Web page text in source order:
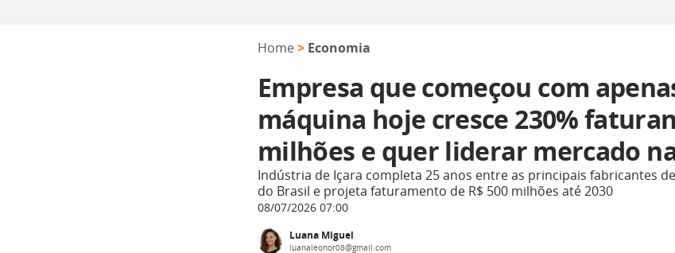
Home > Economia
Empresa que começou com
máquina hoje cresce 230%
milhões e quer liderar mercado
Indústria de Içara completa 25 anos entre as principais fabricantes
do Brasil e projeta faturamento de R$ 500 milhões até 2030
08/07/2026 07:00
Luana Miguel
luanaleonor08@gmail.com